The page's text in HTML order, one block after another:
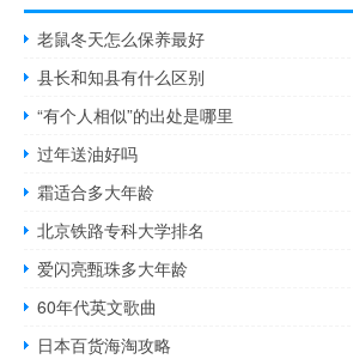
老鼠冬天怎么保养最好
县长和知县有什么区别
“有个人相似”的出处是哪里
过年送油好吗
霜适合多大年龄
北京铁路专科大学排名
爱闪亮甄珠多大年龄
60年代英文歌曲
日本百货海淘攻略